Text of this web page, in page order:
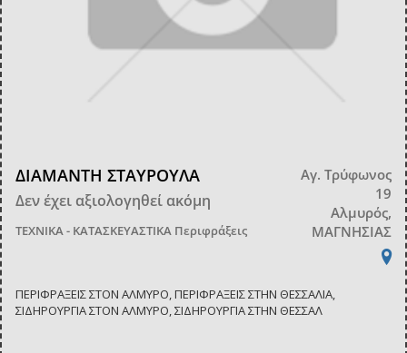
ΔΙΑΜΑΝΤΗ ΣΤΑΥΡΟΥΛΑ
Δεν έχει αξιολογηθεί ακόμη
ΤΕΧΝΙΚΑ - ΚΑΤΑΣΚΕΥΑΣΤΙΚΑ Περιφράξεις
Αγ. Τρύφωνος
19
Αλμυρός,
ΜΑΓΝΗΣΙΑΣ
ΠΕΡΙΦΡΑΞΕΙΣ ΣΤΟΝ ΑΛΜΥΡΟ, ΠΕΡΙΦΡΑΞΕΙΣ ΣΤΗΝ ΘΕΣΣΑΛΙΑ,
ΣΙΔΗΡΟΥΡΓΙΑ ΣΤΟΝ ΑΛΜΥΡΟ, ΣΙΔΗΡΟΥΡΓΙΑ ΣΤΗΝ ΘΕΣΣΑΛ